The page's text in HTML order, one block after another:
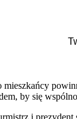
by się
i